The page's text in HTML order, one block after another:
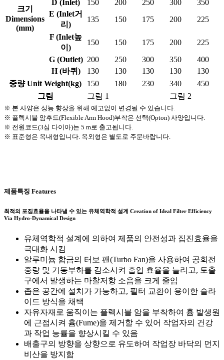
크기
Dimensions
(mm)
D (Inlet)
150 200 250 300
350
E (Inlet거
리)
135 150 175 200 225
F (Inlet높
이)
150 150 175 200
225
G (Outlet) 200 250 300 350
400
H (바퀴)
130 130 130 130
130
중량 Unit Weight(kg)
150 180 230 340
450
그림
그림 1 그림 2
※ 본 사양은 성능 향상을 위해 예고없이 변경될 수 있습니다.
※ 플렉시블 암후드(Flexible Arm Hood)부착은 선택(Opton) 사양입니다.
※ 전원코드(3심 다이아)는 5 m로 출고됩니다.
※ 표준형은 옥내형입니다. 옥외형은 별도로 주문바랍니다.
제품특징 Features
최적의 포집효율을 나타낼 수 있는 유체역학적 설계 Creation of Ideal Filter Efficiency
Via Hydro-Dynamical Design
유체역학적 설계에 의하여 제품의 안전성과 집진효율을
극대화 시킴
알루미늄 합금의 터보 팬(Turbo Fan)을 사용하여 공회전
중량 및 기동부하를 감소시켜 흡입 효율을 늘리고, 토출
구에서 발생하는 마찰저항 소음을 크게 줄임
좁은 공간에 설치가 가능하고, 필터 교환이 용이한 슬라
이드 방식을 채택
자유자재로 움직이는 플렉시블 암을 부착하여 흄 발생원
에 근접시켜 흄(Fume)을 제거할 수 있어 작업자의 건강
과 작업 능률을 향상시킬 수 있음
배출구의 방향을 상향으로 유도하여 작업장 바닥의 먼지
비산을 방지함